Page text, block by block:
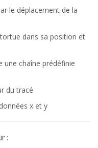
le déplacement de la
dans sa position et
une chaîne prédéfinie
du tracé
x et y
: